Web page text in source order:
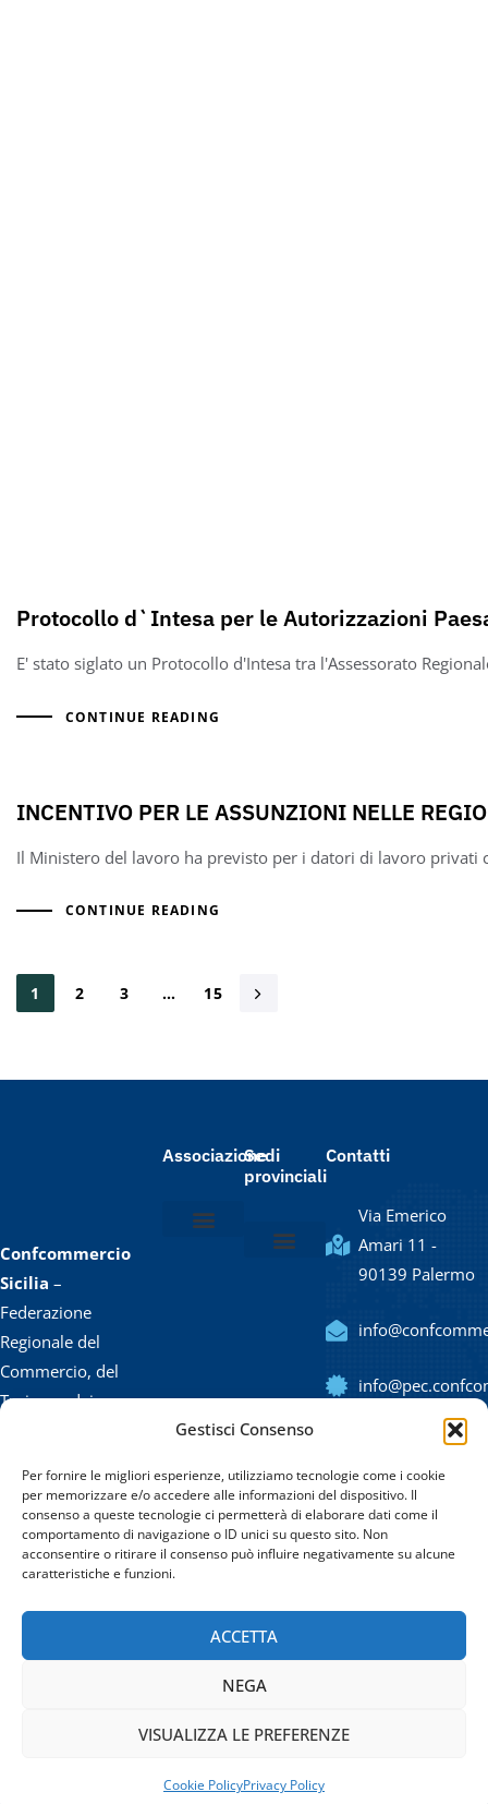
Gestisci Consenso
Per fornire le migliori esperienze, utilizziamo tecnologie come i cookie
per memorizzare e/o accedere alle informazioni del dispositivo. Il
consenso a queste tecnologie ci permetterà di elaborare dati come il
comportamento di navigazione o ID unici su questo sito. Non
acconsentire o ritirare il consenso può influire negativamente su alcune
caratteristiche e funzioni.
ACCETTA
NEGA
VISUALIZZA LE PREFERENZE
Cookie PolicyPrivacy Policy
Protocollo d`Intesa per le Autorizzazioni
E' stato siglato un Protocollo d'Intesa tra l'Assessorato
CONTINUE READING
INCENTIVO PER LE ASSUNZIONI NELLE
Il Ministero del lavoro ha previsto per i datori di lavoro
CONTINUE READING
1 2 3 … 15
Confcommercio
Sicilia –
Federazione
Regionale del
Commercio, del
Turismo, dei
delle PMI di
Sicilia.
Via Emerico Amari 11
Associazione
Sedi
provinciali
Contatti
Via Emerico
Amari 11 -
90139 Palermo
323420